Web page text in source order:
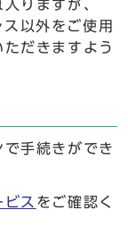
りますが、
以外をご使用
だきますよう
手続きができ
ス をご確認く